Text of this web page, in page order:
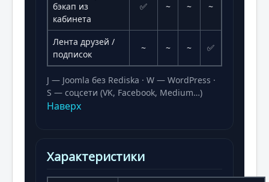
бэкап из
кабинета
✅ ~ ~ ~
Лента друзей /
подписок
~ ~ ~ ✅
J — Joomla без Rediska · W — WordPress ·
S — соцсети (VK, Facebook, Medium…)
Наверх
Характеристики